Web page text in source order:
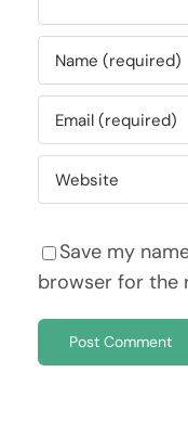
Save my
browser for the